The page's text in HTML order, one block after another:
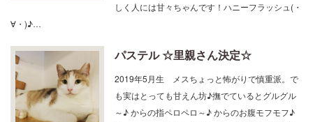
しく人には甘々ちゃんです！ハニーフラッシュ(・
∀・)♪…
パステル ☆里親さん決定☆
2019年5月生 メスちょっと怖がりで慎重派。で
も実はとっても甘えん坊♪撫でているとグルグル
～♪ からの指ペロペロ～♪ からのお腹モフモフ♪